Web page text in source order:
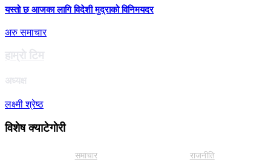
यस्तो छ आजका लागि विदेशी मुद्राको विनिमयदर
अरु समाचार
हाम्राे टिम
अध्यक्ष
लक्ष्मी श्रेष्ठ
विशेष क्याटेगाेरी
समाचार राजनीति